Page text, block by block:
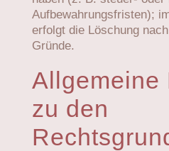
Aufbewahrungsfristen);
erfolgt die Löschung
Gründe.
Allgemeine
zu den